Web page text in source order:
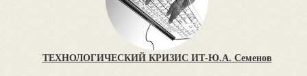
ТЕХНОЛОГИЧЕСКИЙ КРИЗИС ИТ-Ю.А. Семенов